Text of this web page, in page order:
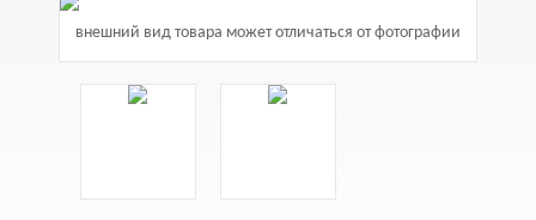
внешний вид товара может отличаться от фотографии